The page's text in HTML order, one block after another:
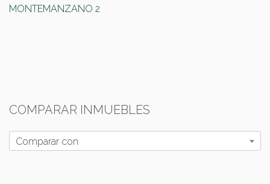
MONTEMANZANO 2
COMPARAR INMUEBLES
Comparar con